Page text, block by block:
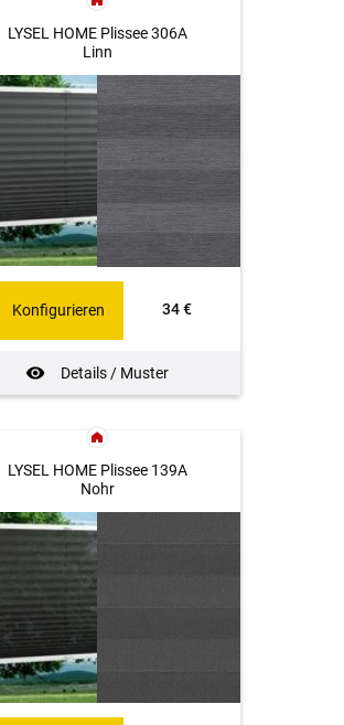
LYSEL HOME Plissee 306A
Linn
34 €
Details / Muster
Konfigurieren
LYSEL HOME Plissee 139A
Nohr